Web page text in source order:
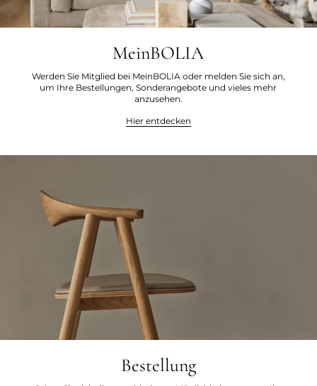
MeinBOLIA
Werden Sie Mitglied bei MeinBOLIA oder melden Sie sich an,
um Ihre Bestellungen, Sonderangebote und vieles mehr
anzusehen.
Hier entdecken
Bestellung